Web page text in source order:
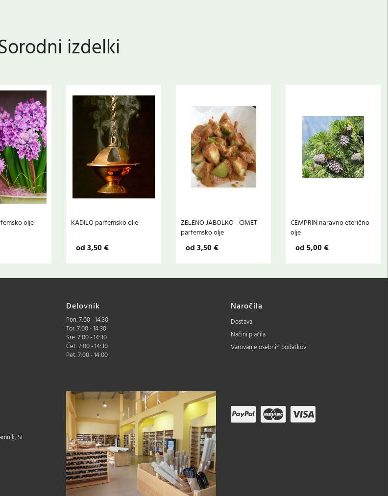
izdelki
olje KADILO parfemsko olje
od 3,50 €
ZELENO JABOLKO - CIMET
parfemsko olje
od 3,50 €
CEMPRIN naravno eterično
olje
od 5,00 €
Delovnik
Pon. 7:00 - 14:30
Tor. 7:00 - 14:30
Sre. 7:00 - 14:30
Čet. 7:00 - 14:30
Pet. 7:00 - 14:00
Naročila
Dostava
Načini plačila
Varovanje osebnih podatkov
SI